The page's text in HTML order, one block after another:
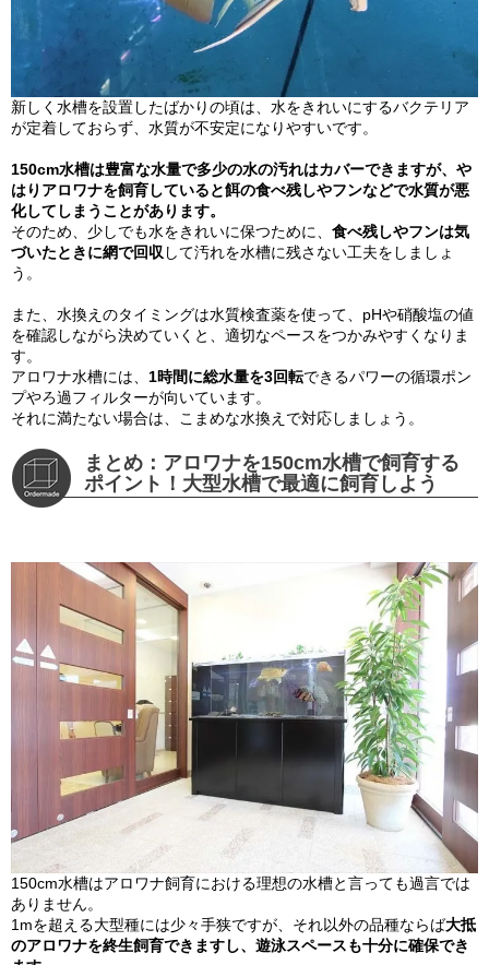
新しく水槽を設置したばかりの頃は、水をきれいにするバクテリア
が定着しておらず、水質が不安定になりやすいです。
150cm水槽は豊富な水量で多少の水の汚れはカバーできますが、や
はりアロワナを飼育していると餌の食べ残しやフンなどで水質が悪
化してしまうことがあります。
そのため、少しでも水をきれいに保つために、 食べ残しやフンは気
づいたときに網で回収して汚れを水槽に残さない工夫をしましょ
う。
また、水換えのタイミングは水質検査薬を使って、pHや硝酸塩の値
を確認しながら決めていくと、適切なペースをつかみやすくなりま
す。
アロワナ水槽には、 1時間に総水量を3回転できるパワーの循環ポン
プやろ過フィルターが向いています。
それに満たない場合は、こまめな水換えで対応しましょう。
まとめ：アロワナを150cm水槽で飼育する
ポイント！大型水槽で最適に飼育しよう
150cm水槽はアロワナ飼育における理想の水槽と言っても過言では
ありません。
1mを超える大型種には少々手狭ですが、それ以外の品種ならば大抵
のアロワナを終生飼育できますし、遊泳スペースも十分に確保でき